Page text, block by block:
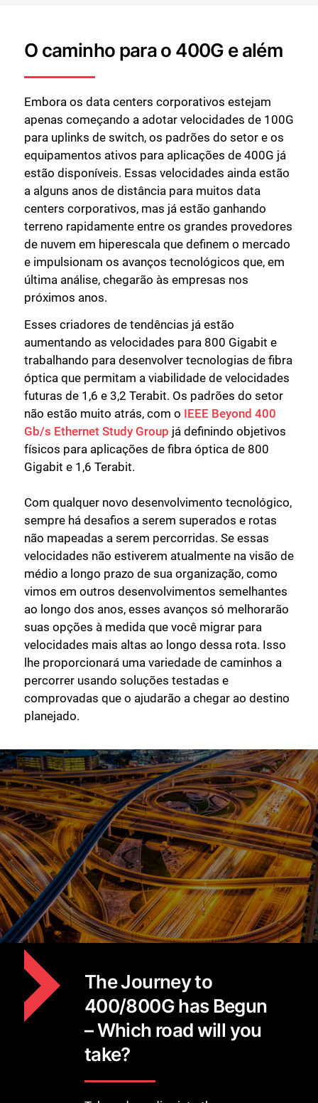
O caminho para o 400G e além
Embora os data centers corporativos estejam
apenas começando a adotar velocidades de 100G
para uplinks de switch, os padrões do setor e os
equipamentos ativos para aplicações de 400G já
estão disponíveis. Essas velocidades ainda estão
a alguns anos de distância para muitos data
centers corporativos, mas já estão ganhando
terreno rapidamente entre os grandes provedores
de nuvem em hiperescala que definem o mercado
e impulsionam os avanços tecnológicos que, em
última análise, chegarão às empresas nos
próximos anos.
Esses criadores de tendências já estão
aumentando as velocidades para 800 Gigabit e
trabalhando para desenvolver tecnologias de fibra
óptica que permitam a viabilidade de velocidades
futuras de 1,6 e 3,2 Terabit. Os padrões do setor
não estão muito atrás, com o IEEE Beyond 400
Gb/s Ethernet Study Group já definindo objetivos
físicos para aplicações de fibra óptica de 800
Gigabit e 1,6 Terabit.
Com qualquer novo desenvolvimento tecnológico,
sempre há desafios a serem superados e rotas
não mapeadas a serem percorridas. Se essas
velocidades não estiverem atualmente na visão de
médio a longo prazo de sua organização, como
vimos em outros desenvolvimentos semelhantes
ao longo dos anos, esses avanços só melhorarão
suas opções à medida que você migrar para
velocidades mais altas ao longo dessa rota. Isso
lhe proporcionará uma variedade de caminhos a
percorrer usando soluções testadas e
comprovadas que o ajudarão a chegar ao destino
planejado.
The Journey to
400/800G has Begun
– Which road will you
take?